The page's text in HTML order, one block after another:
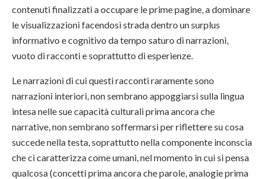
contenuti finalizzati a occupare le prime pagine, a dominare
le visualizzazioni facendosi strada dentro un surplus
informativo e cognitivo da tempo saturo di narrazioni,
vuoto di racconti e soprattutto di esperienze.
Le narrazioni di cui questi racconti raramente sono
narrazioni interiori, non sembrano appoggiarsi sulla lingua
intesa nelle sue capacità culturali prima ancora che
narrative, non sembrano soffermarsi per riflettere su cosa
succede nella testa, soprattutto nella componente inconscia
che ci caratterizza come umani, nel momento in cui si pensa
qualcosa (concetti prima ancora che parole, analogie prima